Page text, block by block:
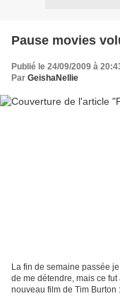
Pause movies
Publié le 24/09/2009 à
Par GeishaNellie
La fin de semaine passée
de me détendre, mais ce
nouveau film de Tim